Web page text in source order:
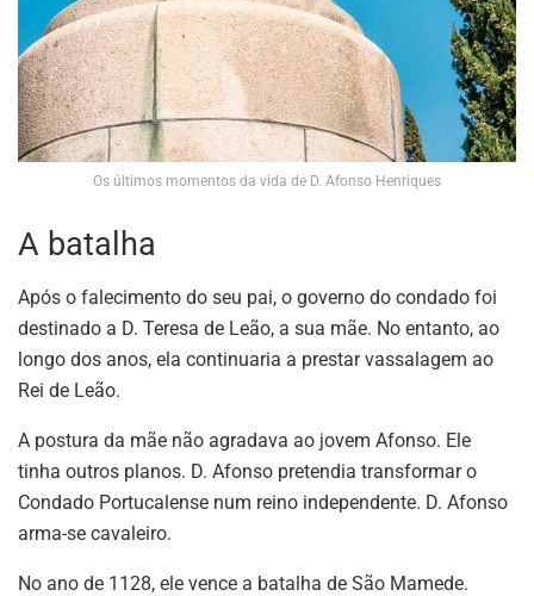
Os últimos momentos da vida de D. Afonso Henriques
A batalha
Após o falecimento do seu pai, o governo do condado foi
destinado a D. Teresa de Leão, a sua mãe. No entanto, ao
longo dos anos, ela continuaria a prestar vassalagem ao
Rei de Leão.
A postura da mãe não agradava ao jovem Afonso. Ele
tinha outros planos. D. Afonso pretendia transformar o
Condado Portucalense num reino independente. D. Afonso
arma-se cavaleiro.
No ano de 1128, ele vence a batalha de São Mamede.